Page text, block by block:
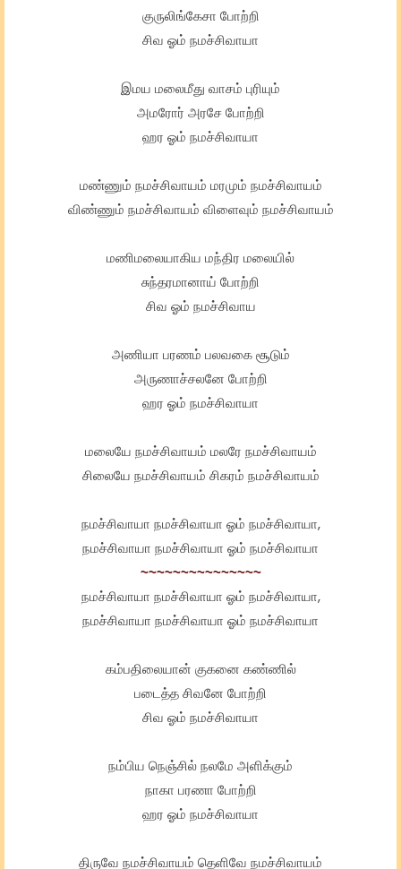
குருலிங்கேசா போற்றி
சிவ ஓம் நமச்சிவாயா
இமய மலைமீது வாசம் புரியும்
அமரோர் அரசே போற்றி
ஹர ஓம் நமச்சிவாயா
மண்ணும் நமச்சிவாயம் மரமும் நமச்சிவாயம்
விண்ணும் நமச்சிவாயம் விளைவும் நமச்சிவாயம்
மணிமலையாகிய மந்திர மலையில்
சுந்தரமானாய் போற்றி
சிவ ஓம் நமச்சிவாய
அணியா பரணம் பலவகை சூடும்
அருணாச்சலனே போற்றி
ஹர ஓம் நமச்சிவாயா
மலையே நமச்சிவாயம் மலரே நமச்சிவாயம்
சிலையே நமச்சிவாயம் சிகரம் நமச்சிவாயம்
நமச்சிவாயா நமச்சிவாயா ஓம் நமச்சிவாயா,
நமச்சிவாயா நமச்சிவாயா ஓம் நமச்சிவாயா
~~~~~~~~~~~~~~~
நமச்சிவாயா நமச்சிவாயா ஓம் நமச்சிவாயா,
நமச்சிவாயா நமச்சிவாயா ஓம் நமச்சிவாயா
கம்பதிலையான் குகனை கண்ணில்
படைத்த சிவனே போற்றி
சிவ ஓம் நமச்சிவாயா
நம்பிய நெஞ்சில் நலமே அளிக்கும்
நாகா பரணா போற்றி
ஹர ஓம் நமச்சிவாயா
திருவே நமச்சிவாயம் தெளிவே நமச்சிவாயம்